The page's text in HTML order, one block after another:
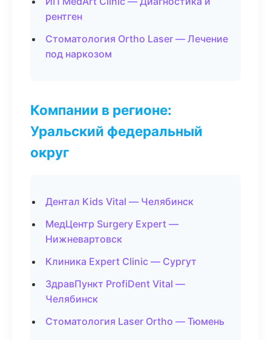
рентген
Стоматология Ortho Laser — Лечение
под наркозом
Компании в регионе:
Уральский федеральный
округ
Дентал Kids Vital — Челябинск
МедЦентр Surgery Expert —
Нижневартовск
Клиника Expert Clinic — Сургут
ЗдравПункт ProfiDent Vital —
Челябинск
Стоматология Laser Ortho — Тюмень